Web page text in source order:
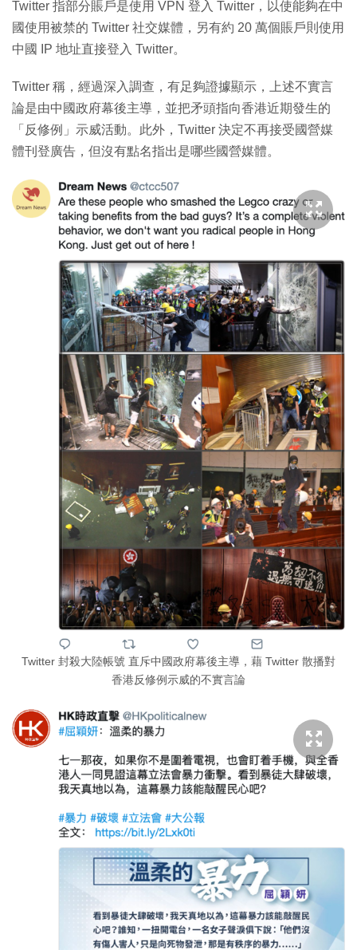
Twitter 指部分賬戶是使用 VPN 登入 Twitter，以使能夠在中
國使用被禁的 Twitter 社交媒體，另有約 20 萬個賬戶則使用
中國 IP 地址直接登入 Twitter。
Twitter 稱，經過深入調查，有足夠證據顯示，上述不實言
論是由中國政府幕後主導，並把矛頭指向香港近期發生的
「反修例」示威活動。此外，Twitter 決定不再接受國營媒
體刊登廣告，但沒有點名指出是哪些國營媒體。
Twitter 封殺大陸帳號 直斥中國政府幕後主導，藉 Twitter 散播對
香港反修例示威的不實言論